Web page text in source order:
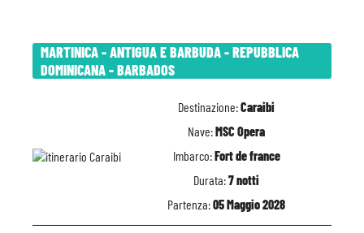
MARTINICA - ANTIGUA E BARBUDA - REPUBBLICA
DOMINICANA - BARBADOS
Destinazione:Caraibi
Nave:MSC Opera
Imbarco:Fort de france
Durata:7 notti
Partenza:05 Maggio 2028